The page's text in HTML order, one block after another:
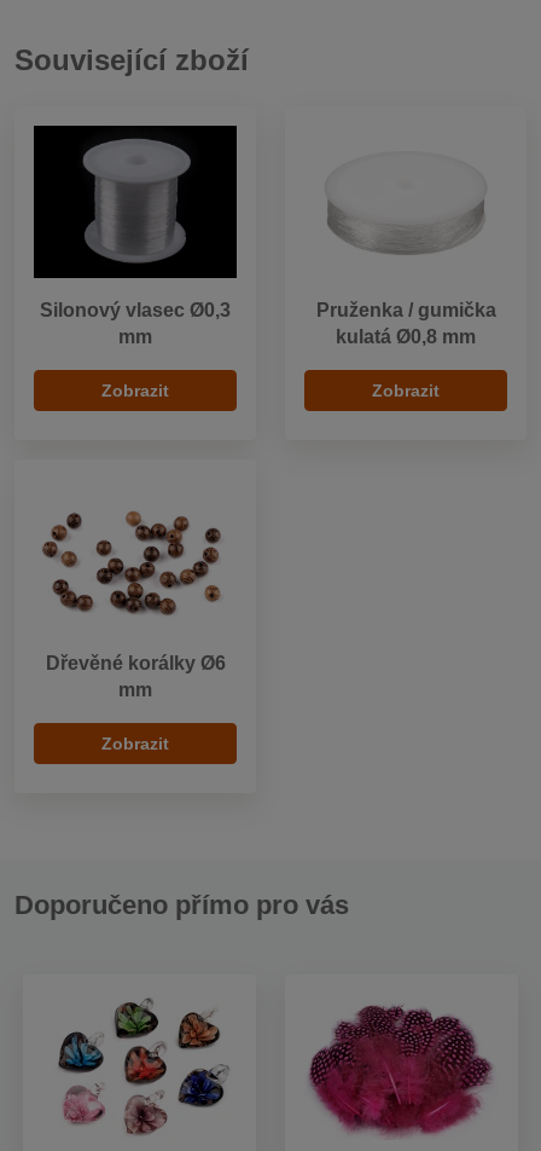
Související zboží
Silonový vlasec Ø0,3
mm
Zobrazit
Pruženka / gumička
kulatá Ø0,8 mm
Zobrazit
Dřevěné korálky Ø6
mm
Zobrazit
Doporučeno přímo pro vás